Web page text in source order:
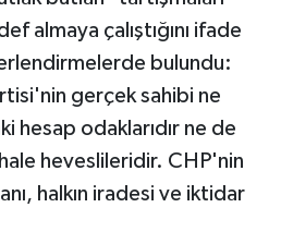
almaya çalıştığını ifade
bulundu:
gerçek sahibi ne
hesap odaklarıdır ne de
heveslileridir. CHP'nin
halkın iradesi ve iktidar